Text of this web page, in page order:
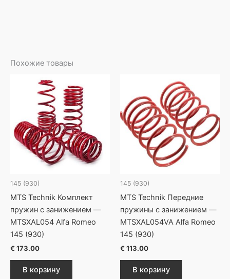
Похожие товары
145 (930)
MTS Technik Комплект
пружин с занижением —
MTSXAL054 Alfa Romeo
145 (930)
€ 173.00
В корзину
145 (930)
MTS Technik Передние
пружины с занижением —
MTSXAL054VA Alfa Romeo
145 (930)
€ 113.00
В корзину